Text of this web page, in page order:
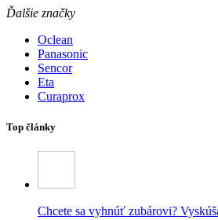
Ďalšie značky
Oclean
Panasonic
Sencor
Eta
Curaprox
Top články
Chcete sa vyhnúť zubárovi?